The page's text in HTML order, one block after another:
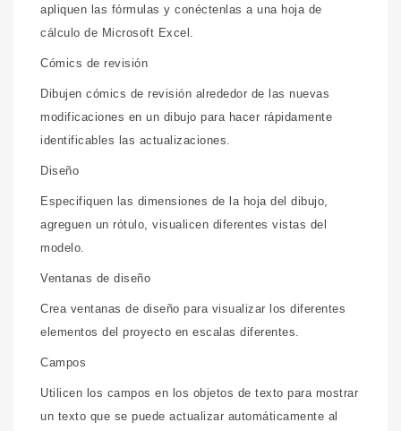
apliquen las fórmulas y conéctenlas a una hoja de
cálculo de Microsoft Excel.
Cómics de revisión
Dibujen cómics de revisión alrededor de las nuevas
modificaciones en un dibujo para hacer rápidamente
identificables las actualizaciones.
Diseño
Especifiquen las dimensiones de la hoja del dibujo,
agreguen un rótulo, visualicen diferentes vistas del
modelo.
Ventanas de diseño
Crea ventanas de diseño para visualizar los diferentes
elementos del proyecto en escalas diferentes.
Campos
Utilicen los campos en los objetos de texto para mostrar
un texto que se puede actualizar automáticamente al